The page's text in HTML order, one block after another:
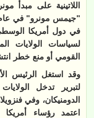
اللاتينية على مبدأ
في دول أمريكا الوسطى
لسياسات الولايات
القومي أو منع خطر
وقد استغل الرئيس
لتبرير تدخل
الدومنيكان، وفي
اعتمد رؤساء